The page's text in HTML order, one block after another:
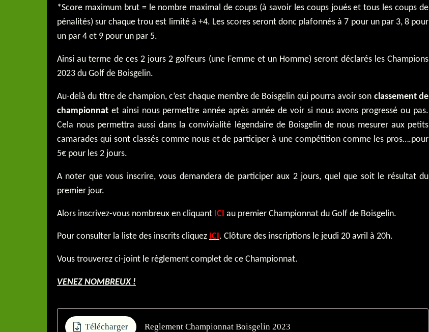
*Score maximum brut = le nombre maximal de coups (à savoir les coups joués et tous les coups de
pénalités) sur chaque trou est limité à +4. Les scores seront donc plafonnés à 7 pour un par 3, 8 pour
un par 4 et 9 pour un par 5.
Ainsi au terme de ces 2 jours 2 golfeurs (une Femme et un Homme) seront déclarés les Champions
2023 du Golf de Boisgelin.
Au-delà du titre de champion, c’est chaque membre de Boisgelin qui pourra avoir son classement de
championnat et ainsi nous permettre année après année de voir si nous avons progressé ou pas.
Cela nous permettra aussi dans la convivialité légendaire de Boisgelin de nous mesurer aux petits
camarades qui sont classés comme nous et de participer à une compétition comme les pros….pour
5€ pour les 2 jours.
A noter que vous inscrire, vous demandera de participer aux 2 jours, quel que soit le résultat du
premier jour.
Alors inscrivez-vous nombreux en cliquant ICI au premier Championnat du Golf de Boisgelin.
Pour consulter la liste des inscrits cliquez ICI . Clôture des inscriptions le jeudi 20 avril à 20h.
Vous trouverez ci-joint le règlement complet de ce Championnat.
VENEZ NOMBREUX !
Télécharger Reglement Championnat Boisgelin 2023